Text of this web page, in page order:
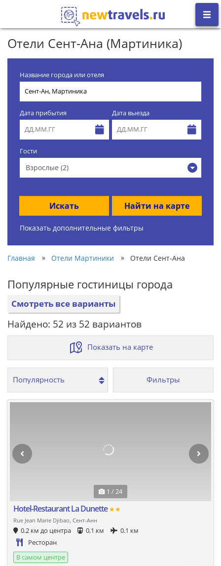
Отели Сент-Ана (Мартиника)
Название города или отеля
Дата прибытия Дата выезда
Гости
Взрослые (2)
Искать Найти на карте
Показать дополнительные фильтры
Главная » Отели Мартиники » Отели Сент-Ана
Популярные гостиницы города
Смотреть все варианты
Найдено: 52 из 52 вариантов
Показать на карте
Фильтры
1 / 24
Hotel-Restaurant La Dunette★★
Rue Jean Marie Djibao, Сент-Анн
0.2 км до центра 0.1 км
0.1 км
Ресторан
В самом центре